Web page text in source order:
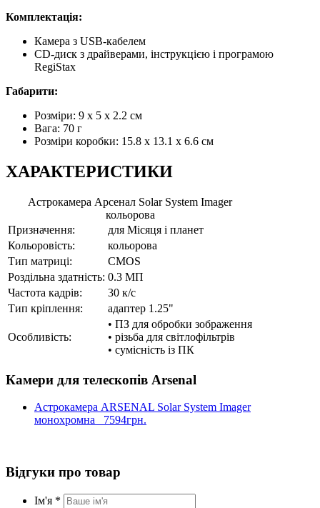
Комплектація:
Камера з USB-кабелем
CD-диск з драйверами, інструкцією і програмою
RegiStax
Габарити:
Розміри: 9 x 5 x 2.2 см
Вага: 70 г
Розміри коробки: 15.8 x 13.1 x 6.6 см
ХАРАКТЕРИСТИКИ
Астрокамера Арсенал Solar System Imager
кольорова
Призначення:
для Місяця і планет
Кольоровість:
кольорова
Тип матриці:
CMOS
Роздільна здатність: 0.3 МП
Частота кадрів:
30 к/с
Тип кріплення:
адаптер 1.25"
Особливість:
• ПЗ для обробки зображення
• різьба для світлофільтрів
• сумісність із ПК
Камери для телескопів Arsenal
Астрокамера ARSENAL Solar System Imager
монохромна 7594грн.
Відгуки про товар
Ім'я *